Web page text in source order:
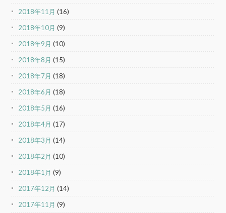
2018年11月 (16)
2018年10月 (9)
2018年9月 (10)
2018年8月 (15)
2018年7月 (18)
2018年6月 (18)
2018年5月 (16)
2018年4月 (17)
2018年3月 (14)
2018年2月 (10)
2018年1月 (9)
2017年12月 (14)
2017年11月 (9)